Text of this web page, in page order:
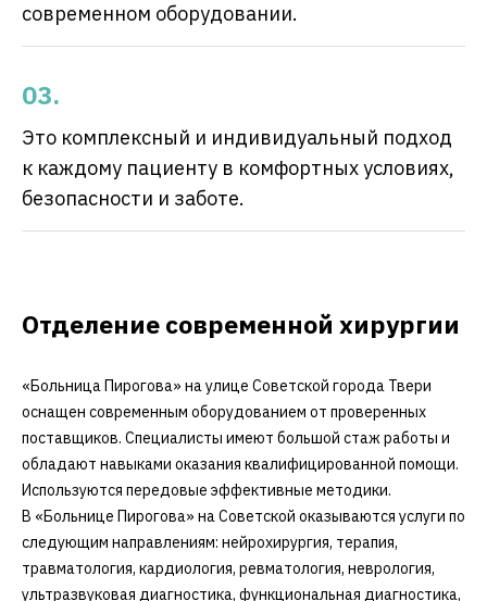
современном оборудовании.
Это комплексный и индивидуальный подход
к каждому пациенту в комфортных условиях,
безопасности и заботе.
Отделение современной хирургии
«Больница Пирогова» на улице Советской города Твери
оснащен современным оборудованием от проверенных
поставщиков. Специалисты имеют большой стаж работы и
обладают навыками оказания квалифицированной помощи.
Используются передовые эффективные методики.
В «Больнице Пирогова» на Советской оказываются услуги по
следующим направлениям: нейрохирургия, терапия,
травматология, кардиология, ревматология, неврология,
ультразвуковая диагностика, функциональная диагностика,